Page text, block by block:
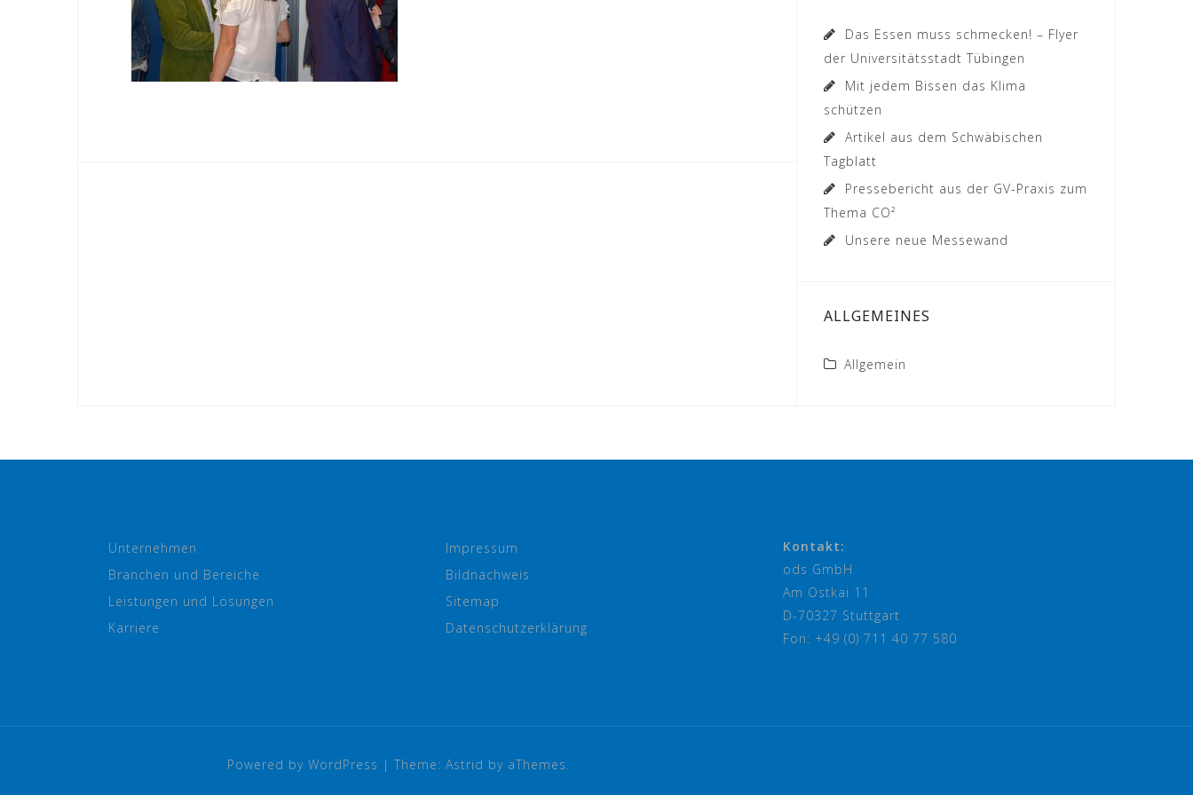
Das Essen muss schmecken! – Flyer
der Universitätsstadt Tübingen
Mit jedem Bissen das Klima
schützen
Artikel aus dem Schwäbischen
Tagblatt
Pressebericht aus der GV-Praxis zum
Thema CO²
Unsere neue Messewand
ALLGEMEINES
Allgemein
Unternehmen
Branchen und Bereiche
Leistungen und Lösungen
Karriere
Impressum
Bildnachweis
Sitemap
Datenschutzerklärung
Kontakt:
ods GmbH
Am Ostkai 11
D-70327 Stuttgart
Fon: +49 (0) 711 40 77 580
Powered by WordPress | Theme: Astrid by aThemes.